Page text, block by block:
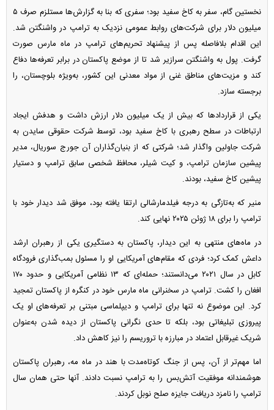
نخستین گام، سفر به کاخ سفید بود؛ سفری که بنا به گزارش‌ها مستلزم صرف ۵
میلیون دلار برای شرکت‌های روابط عمومی نزدیک به ترامپ در واشنگتن شد.
این اقدام بلافاصله پس از پیشنهاد تحریم‌های ترامپ در ماه مارس صورت
گرفت. پول به واشنگتن سرازیر شد تا از موضع پاکستان در برابر تعرفه‌ها دفاع
کند و مزیت‌های مناطق غنی از مواد معدنی این کشور، به‌ویژه بلوچستان، را
برجسته سازد.
یکی از قرارداد‌ها که بیش از یک میلیون دلار ارزش داشت و هدفش ایجاد
ارتباطات در سطح رهبری با کاخ سفید بود، توسط شرکت حقوقی سایدن به
شرکت جاولین واگذار شد؛ شرکتی که از بنیان‌گذاران آن جورج سوریال، مدیر
پیشین سازمان ترامپ، و کیت شیلر، محافظ شخصی سابق ترامپ و دستیار
پیشین کاخ سفید، بودند.
منیر که به‌تازگی به درجه فیلدمارشالی ارتقا یافته بود، موفق شد دیدار خود با
ترامپ را برای ۱۸ ژوئن ۲۰۲۵ نهایی کند.
در ماه‌های منتهی به این دیدار، پاکستان به دستگیری یکی از رهبران ارشد
داعش کمک کرد؛ فردی که مقام‌های آمریکایی او را مسئول بمب‌گذاری فرودگاه
کابل در سال ۲۰۲۱ می‌دانستند؛ حمله‌ای که ۱۳ نظامی آمریکایی و حدود ۱۷۰
افغان را کشت. ترامپ در سخنرانی ماه مارس خود در کنگره از پاکستان تمجید
کرد. این موضوع نه تنها برای ترامپ و دیپلماسی مبتنی بر تعرفه‌های او یک
پیروزی تبلیغاتی بود، بلکه تا حدی نگرانی پاکستان از دیده شدن به‌عنوان
شریک غیرقابل اعتماد در مبارزه با تروریسم را نیز کاهش داد.
اما مهم‌تر از آن، پس از جنگ کوتاه‌مدت با هند در ماه مه، رهبران پاکستان
هوشمندانه موفقیت آتش‌بس را به ترامپ نسبت دادند. آنها حتی همان سال
ترامپ را نامزد دریافت جایزه صلح نوبل کردند.